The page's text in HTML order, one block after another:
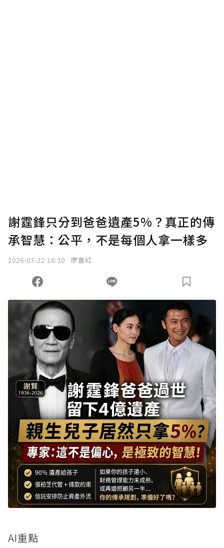
謝霆鋒只分到爸爸遺產5%？真正的傳
承智慧：公平，不是每個人拿一樣多
2026-07-22 16:30 廖嘉紅
AI重點